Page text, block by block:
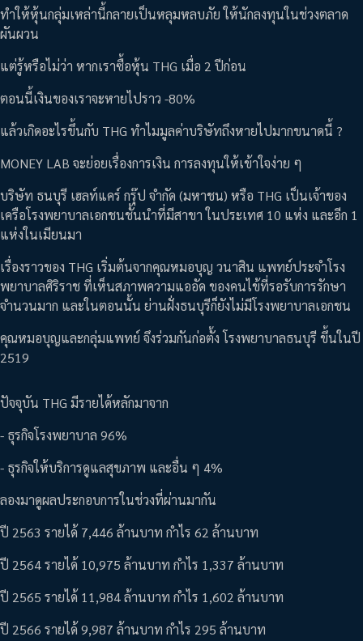
ทำให้หุ้นกลุ่มเหล่านี้กลายเป็นหลุมหลบภัย ให้นักลงทุนในช่วงตลาด
ผันผวน
แต่รู้หรือไม่ว่า หากเราซื้อหุ้น THG เมื่อ 2 ปีก่อน
ตอนนี้เงินของเราจะหายไปราว -80%
แล้วเกิดอะไรขึ้นกับ THG ทำไมมูลค่าบริษัทถึงหายไปมากขนาดนี้ ?
MONEY LAB จะย่อยเรื่องการเงิน การลงทุนให้เข้าใจง่าย ๆ
บริษัท ธนบุรี เฮลท์แคร์ กรุ๊ป จำกัด (มหาชน) หรือ THG เป็นเจ้าของ
เครือโรงพยาบาลเอกชนชั้นนำที่มีสาขา ในประเทศ 10 แห่ง และอีก 1
แห่งในเมียนมา
เรื่องราวของ THG เริ่มต้นจากคุณหมอบุญ วนาสิน แพทย์ประจำโรง
พยาบาลศิริราช ที่เห็นสภาพความแออัด ของคนไข้ที่รอรับการรักษา
จำนวนมาก และในตอนนั้น ย่านฝั่งธนบุรีก็ยังไม่มีโรงพยาบาลเอกชน
คุณหมอบุญและกลุ่มแพทย์ จึงร่วมกันก่อตั้ง โรงพยาบาลธนบุรี ขึ้นในปี
2519
ปัจจุบัน THG มีรายได้หลักมาจาก
- ธุรกิจโรงพยาบาล 96%
- ธุรกิจให้บริการดูแลสุขภาพ และอื่น ๆ 4%
ลองมาดูผลประกอบการในช่วงที่ผ่านมากัน
ปี 2563 รายได้ 7,446 ล้านบาท กำไร 62 ล้านบาท
ปี 2564 รายได้ 10,975 ล้านบาท กำไร 1,337 ล้านบาท
ปี 2565 รายได้ 11,984 ล้านบาท กำไร 1,602 ล้านบาท
ปี 2566 รายได้ 9,987 ล้านบาท กำไร 295 ล้านบาท